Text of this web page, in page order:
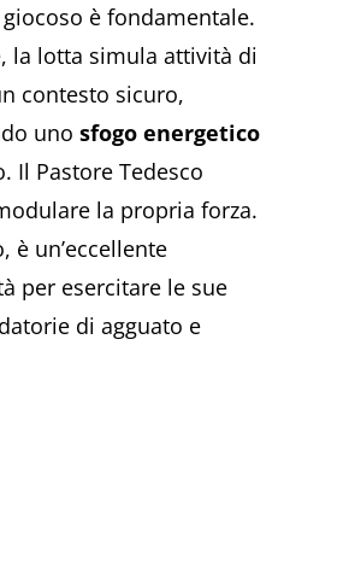
è fondamentale.
la lotta simula attività di
contesto sicuro,
unosfogo energetico
Il Pastore Tedesco
la propria forza.
è un’eccellente
per esercitare le sue
di agguato e